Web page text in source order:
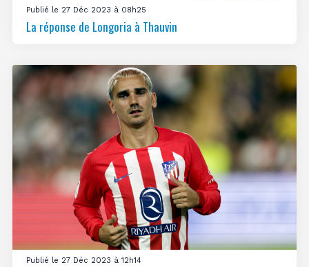
Publié le 27 Déc 2023 à 08h25
La réponse de Longoria à Thauvin
Publié le 27 Déc 2023 à 12h14